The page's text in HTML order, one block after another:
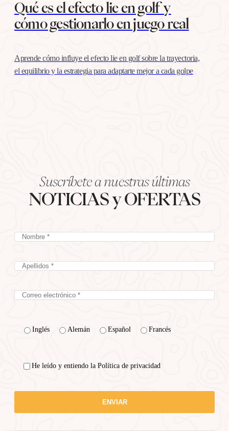
Qué es el efecto lie en golf y
cómo gestionarlo en juego real
Aprende cómo influye el efecto lie en golf sobre la trayectoria,
el equilibrio y la estrategia para adaptarte mejor a cada golpe
Suscríbete a nuestras últimas
NOTICIAS y OFERTAS
Inglés Alemán Español Francés
He leído y entiendo la Política de privacidad